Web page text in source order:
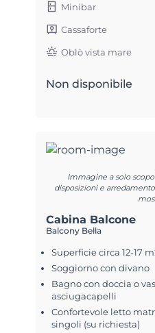
Minibar
Cassaforte
Oblò vista mare
Non disponibile
Immagine a solo
disposizioni e
Cabina Balcone
Balcony Bella
Superficie circa 12-17
Soggiorno con divano
Bagno con doccia o
asciugacapelli
Confortevole letto
singoli (su richiesta)